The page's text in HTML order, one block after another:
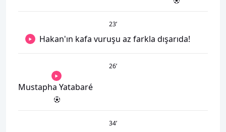
23’
Hakan'ın kafa vuruşu az farkla dışarıda!
26’
Mustapha Yatabaré
34’